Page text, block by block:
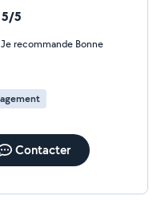
5/5
Contacter